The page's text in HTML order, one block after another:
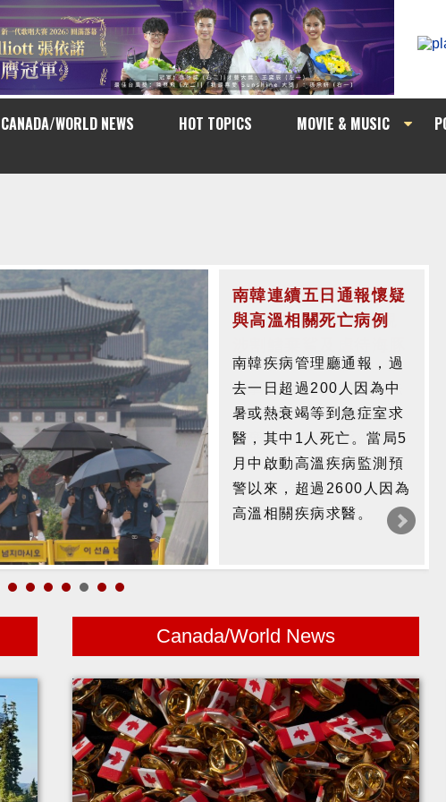
CANADA/WORLD NEWS HOT TOPICS MOVIE & MUSIC
南韓連續五日通報懷疑
與高溫相關死亡病例
南韓疾病管理廳通報，過
去一日超過200人因為中
暑或熱衰竭等到急症室求
醫，其中1人死亡。當局5
月中啟動高溫疾病監測預
警以來，超過2600人因為
高溫相關疾病求醫。
Canada/World News